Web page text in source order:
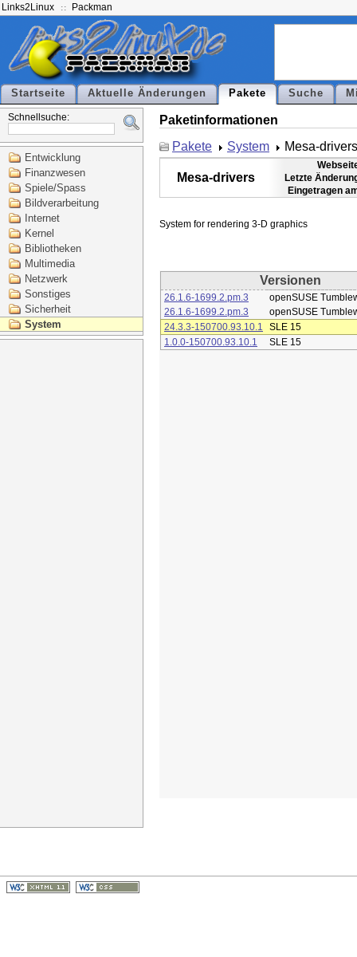
Links2Linux Packman
Startseite Aktuelle Änderungen Pakete Suche
Schnellsuche:
Entwicklung
Finanzwesen
Spiele/Spass
Bildverarbeitung
Internet
Kernel
Bibliotheken
Multimedia
Netzwerk
Sonstiges
Sicherheit
System
Paketinformationen
Pakete
System Mesa-drivers
Mesa-drivers
Letzte
Eingetragen
Versionen
26.1.6-1699.2.pm.3
openSUSE
26.1.6-1699.2.pm.3
openSUSE
24.3.3-150700.93.10.1
SLE 15
1.0.0-150700.93.10.1
SLE 15